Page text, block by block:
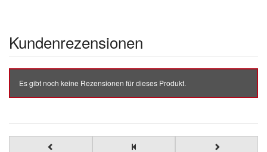
Kundenrezensionen
Es gibt noch keine Rezensionen für dieses Produkt.